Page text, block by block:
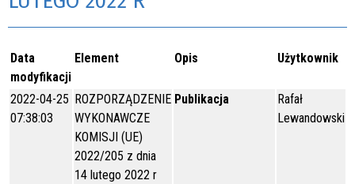
Data
modyfikacji
Element Opis Użytkownik
2022-04-25
07:38:03
ROZPORZĄDZENIE
WYKONAWCZE
KOMISJI (UE)
2022/205 z dnia
14 lutego 2022 r
Publikacja
Rafał
Lewandowski